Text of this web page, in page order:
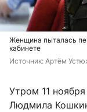
Женщина пыталась
кабинете
Источник: Артём
Утром 11
Людмила